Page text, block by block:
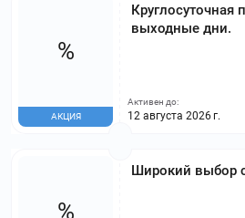
Круглосуточная
выходные дни.
%
АКЦИЯ
Активен до:
12 августа 2026 г.
Широкий выбор
%